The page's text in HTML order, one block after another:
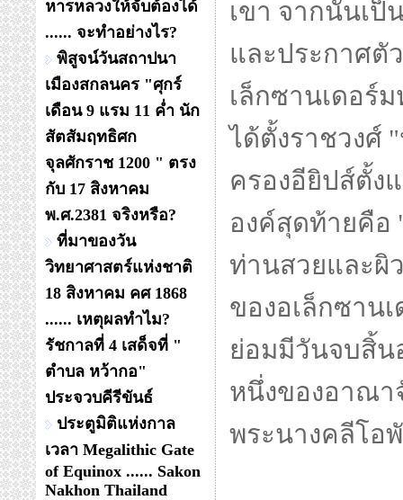
หารหลวงให้จับต้องได้
...... จะทำอย่างไร?
พิสูจน์วันสถาปนา
เมืองสกลนคร "ศุกร์
เดือน 9 แรม 11 ค่ำ นัก
สัตสัมฤทธิศก
จุลศักราช 1200 " ตรง
กับ 17 สิงหาคม
พ.ศ.2381 จริงหรือ?
ที่มาของวัน
วิทยาศาสตร์แห่งชาติ
18 สิงหาคม คศ 1868
...... เหตุผลทำไม?
รัชกาลที่ 4 เสด็จที่ "
ตำบล หว้ากอ"
ประจวบคีรีขันธ์
ประตูมิติแห่งกาล
เวลา Megalithic Gate
of Equinox ...... Sakon
Nakhon Thailand
เขา จากนั้นเ
และประกาศตั
เล็กซานเดอร์
ได้ตั้งราชวงศ์
ครองอียิปส์ตั้ง
องค์สุดท้ายคือ
ท่านสวยและผิ
ของอเล็กซาน
ย่อมมีวันจบสิ้น
หนึ่งของอาณา
พระนางคลีโ